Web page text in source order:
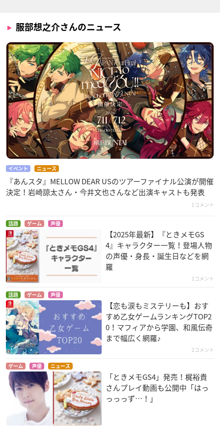
服部想之介さんのニュース
イベント ニュース
『あんスタ』MELLOW DEAR USのツアーファイナル公演が開催
決定！岩崎諒太さん・今井文也さんなど出演キャストも発表
1コメント
話題 ゲーム 声優
【2025年最新】『ときメモGS
4』キャラクター一覧！登場人物
の声優・身長・誕生日などを網
羅
1コメント
話題 ゲーム 声優
【恋も涙もミステリーも】おす
すめ乙女ゲームランキングTOP2
0！マフィアから学園、和風伝奇
まで幅広く網羅♪
2コメント
ゲーム 声優 ニュース
「ときメモGS4」発売！梶裕貴
さんプレイ動画も公開中「はっ
っっっず…！」